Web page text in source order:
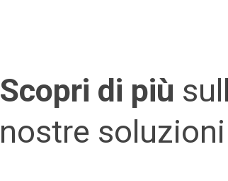
Scopri di più
nostre soluzioni